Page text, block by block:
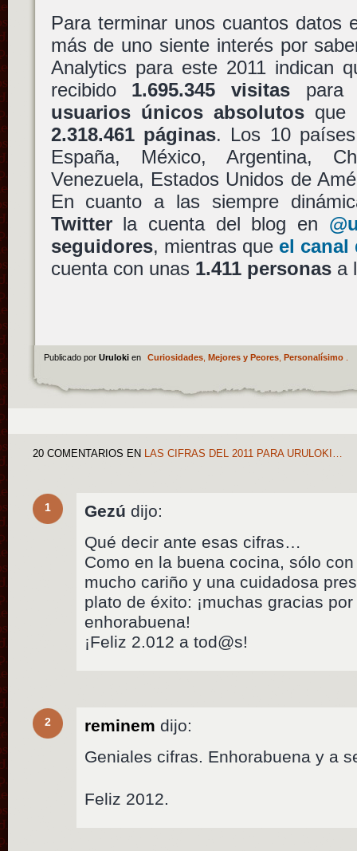
Para terminar unos cuantos datos
más de uno siente interés por
Analytics para este 2011 indican
recibido 1.695.345 visitas
usuarios únicos absolutosque
2.318.461 páginas. Los 10
España, México, Argentina,
Venezuela, Estados Unidos de
En cuanto a las siempre
Twitterla cuenta del blog en
seguidores, mientras que el canal
cuenta con unas 1.411 personasa
Publicado por Uruloki en Curiosidades, Mejores y Peores, Personalísimo.
20 COMENTARIOS EN LAS CIFRAS DEL 2011 PARA URULOKI…
1 Gezú dijo:
Qué decir ante esas cifras…
Como en la buena cocina, sólo
mucho cariño y una cuidadosa
plato de éxito: ¡muchas gracias
enhorabuena!
¡Feliz 2.012 a tod@s!
2 reminem dijo:
Geniales cifras. Enhorabuena y a
Feliz 2012.